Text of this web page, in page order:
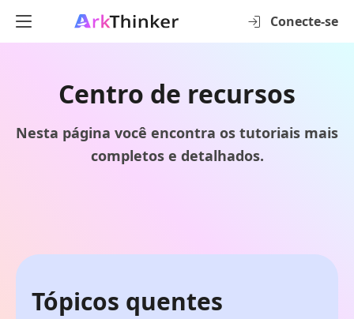
Conecte-se
Centro de recursos
Nesta página você encontra os tutoriais mais
completos e detalhados.
Tópicos quentes